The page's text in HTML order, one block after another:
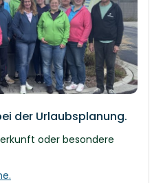
der Urlaubsplanung.
oder besondere